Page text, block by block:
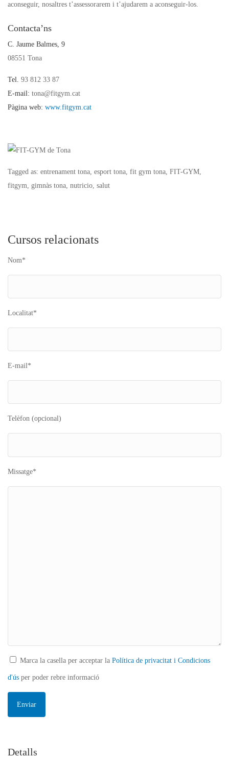
aconseguir, nosaltres t’assessorarem i t’ajudarem a aconseguir-los.
Contacta’ns
C. Jaume Balmes, 9
08551 Tona
Tel. 93 812 33 87
E-mail: tona@fitgym.cat
Pàgina web: www.fitgym.cat
Tagged as: entrenament tona, esport tona, fit gym tona, FIT-GYM,
fitgym, gimnàs tona, nutricio, salut
Cursos relacionats
Nom*
Localitat*
E-mail*
Telèfon (opcional)
Missatge*
Marca la casella per acceptar la Política de privacitat i Condicions
d'ús per poder rebre informació
Detalls